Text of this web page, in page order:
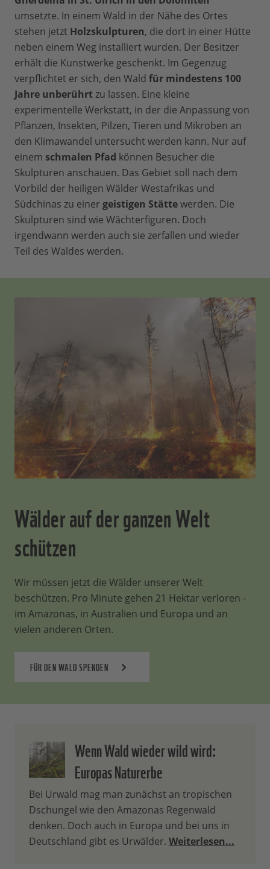
umsetzte. In einem Wald in der Nähe des Ortes
stehen jetzt Holzskulpturen, die dort in einer Hütte
neben einem Weg installiert wurden. Der Besitzer
erhält die Kunstwerke geschenkt. Im Gegenzug
verpflichtet er sich, den Wald für mindestens 100
Jahre unberührtzu lassen. Eine kleine
experimentelle Werkstatt, in der die Anpassung von
Pflanzen, Insekten, Pilzen, Tieren und Mikroben an
den Klimawandel untersucht werden kann. Nur auf
einem schmalen Pfad können Besucher die
Skulpturen anschauen. Das Gebiet soll nach dem
Vorbild der heiligen Wälder Westafrikas und
Südchinas zu einer geistigen Stättewerden. Die
Skulpturen sind wie Wächterfiguren. Doch
irgendwann werden auch sie zerfallen und wieder
Teil des Waldes werden.
Wälder auf der ganzen Welt
schützen
Wir müssen jetzt die Wälder unserer Welt
beschützen. Pro Minute gehen 21 Hektar verloren -
im Amazonas, in Australien und Europa und an
vielen anderen Orten.
FÜR DEN WALD SPENDEN
Wenn Wald wieder wild wird:
Europas Naturerbe
Bei Urwald mag man zunächst an tropischen
Dschungel wie den Amazonas Regenwald
denken. Doch auch in Europa und bei uns in
Deutschland gibt es Urwälder. Weiterlesen...